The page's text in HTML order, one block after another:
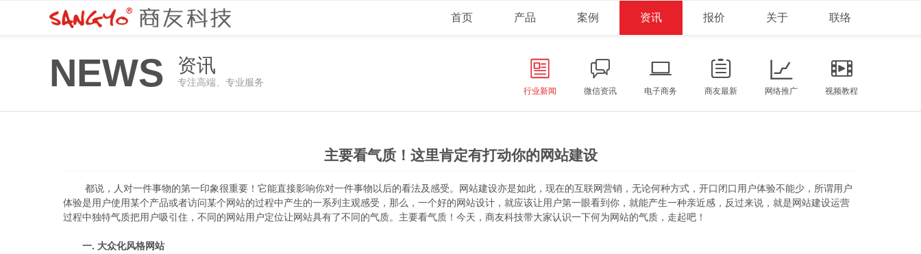
首页 产品 案例 资讯 报价 关于 联络
NEWS 资讯
专注高端、专业服务
行业新闻 微信资讯 电子商务 商友最新 网络推广 视频教程
主要看气质！这里肯定有打动你的网站建设
都说，人对一件事物的第一印象很重要！它能直接影响你对一件事物以后的看法及感受。 网站建设亦是如此，现在的互联网营销，无论何种方式，开口闭口用户体验不能少，所谓用户
体验是用户使用某个产品或者访问某个网站的过程中产生的一系列主观感受，那么，一个好的网站设计，就应该让用户第一眼看到你，就能产生一种亲近感，反过来说，就是网站建设运营
过程中独特气质把用户吸引住，不同的网站用户定位让网站具有了不同的气质。主要看气质！今天， 商友科技带大家认识一下何为网站的气质，走起吧！
一. 大众化风格网站